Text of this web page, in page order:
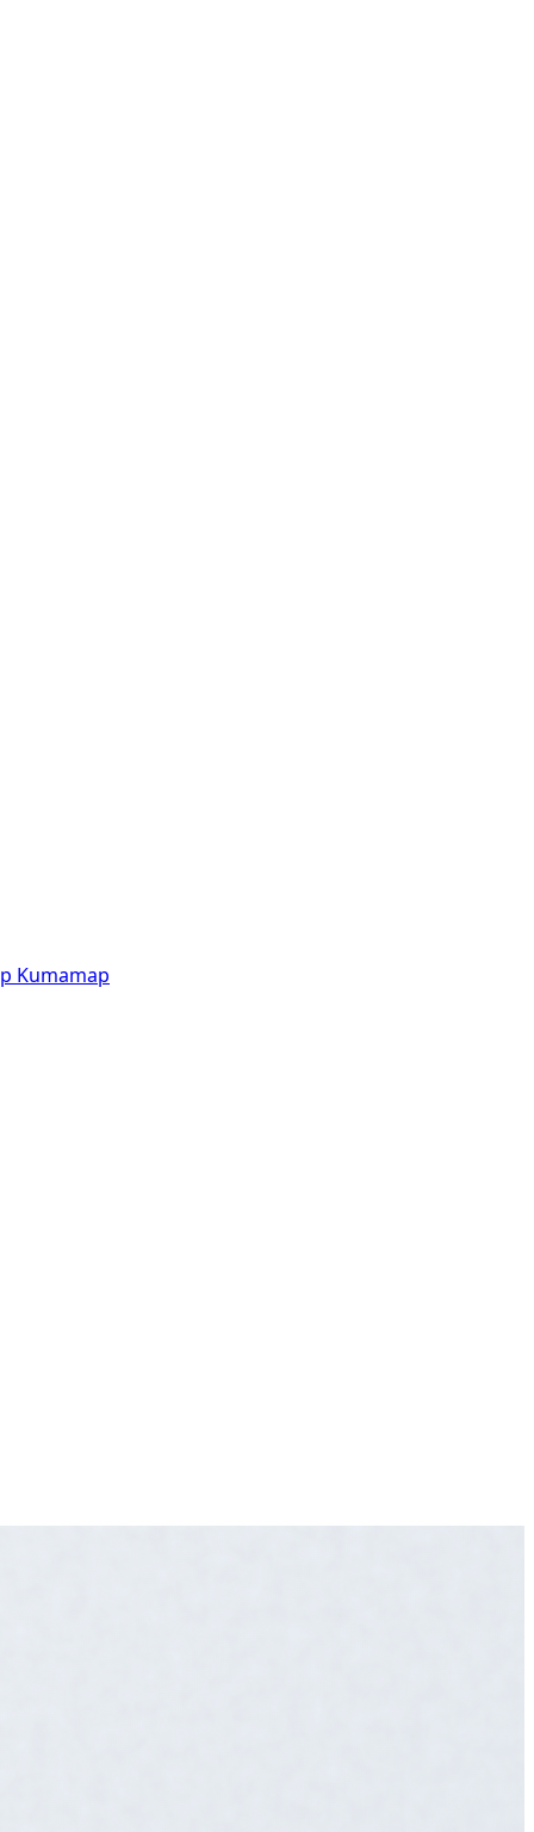
Kumamap